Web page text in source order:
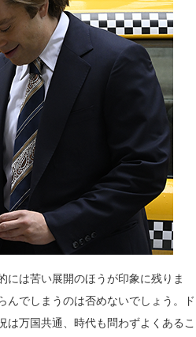
には苦い展開のほうが印象に残りま
んでしまうのは否めないでしょう。ド
万国共通、時代も問わずよくあるこ